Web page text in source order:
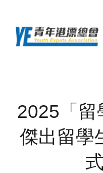
content
關於總會
最新活動
2025「留
傑出留學